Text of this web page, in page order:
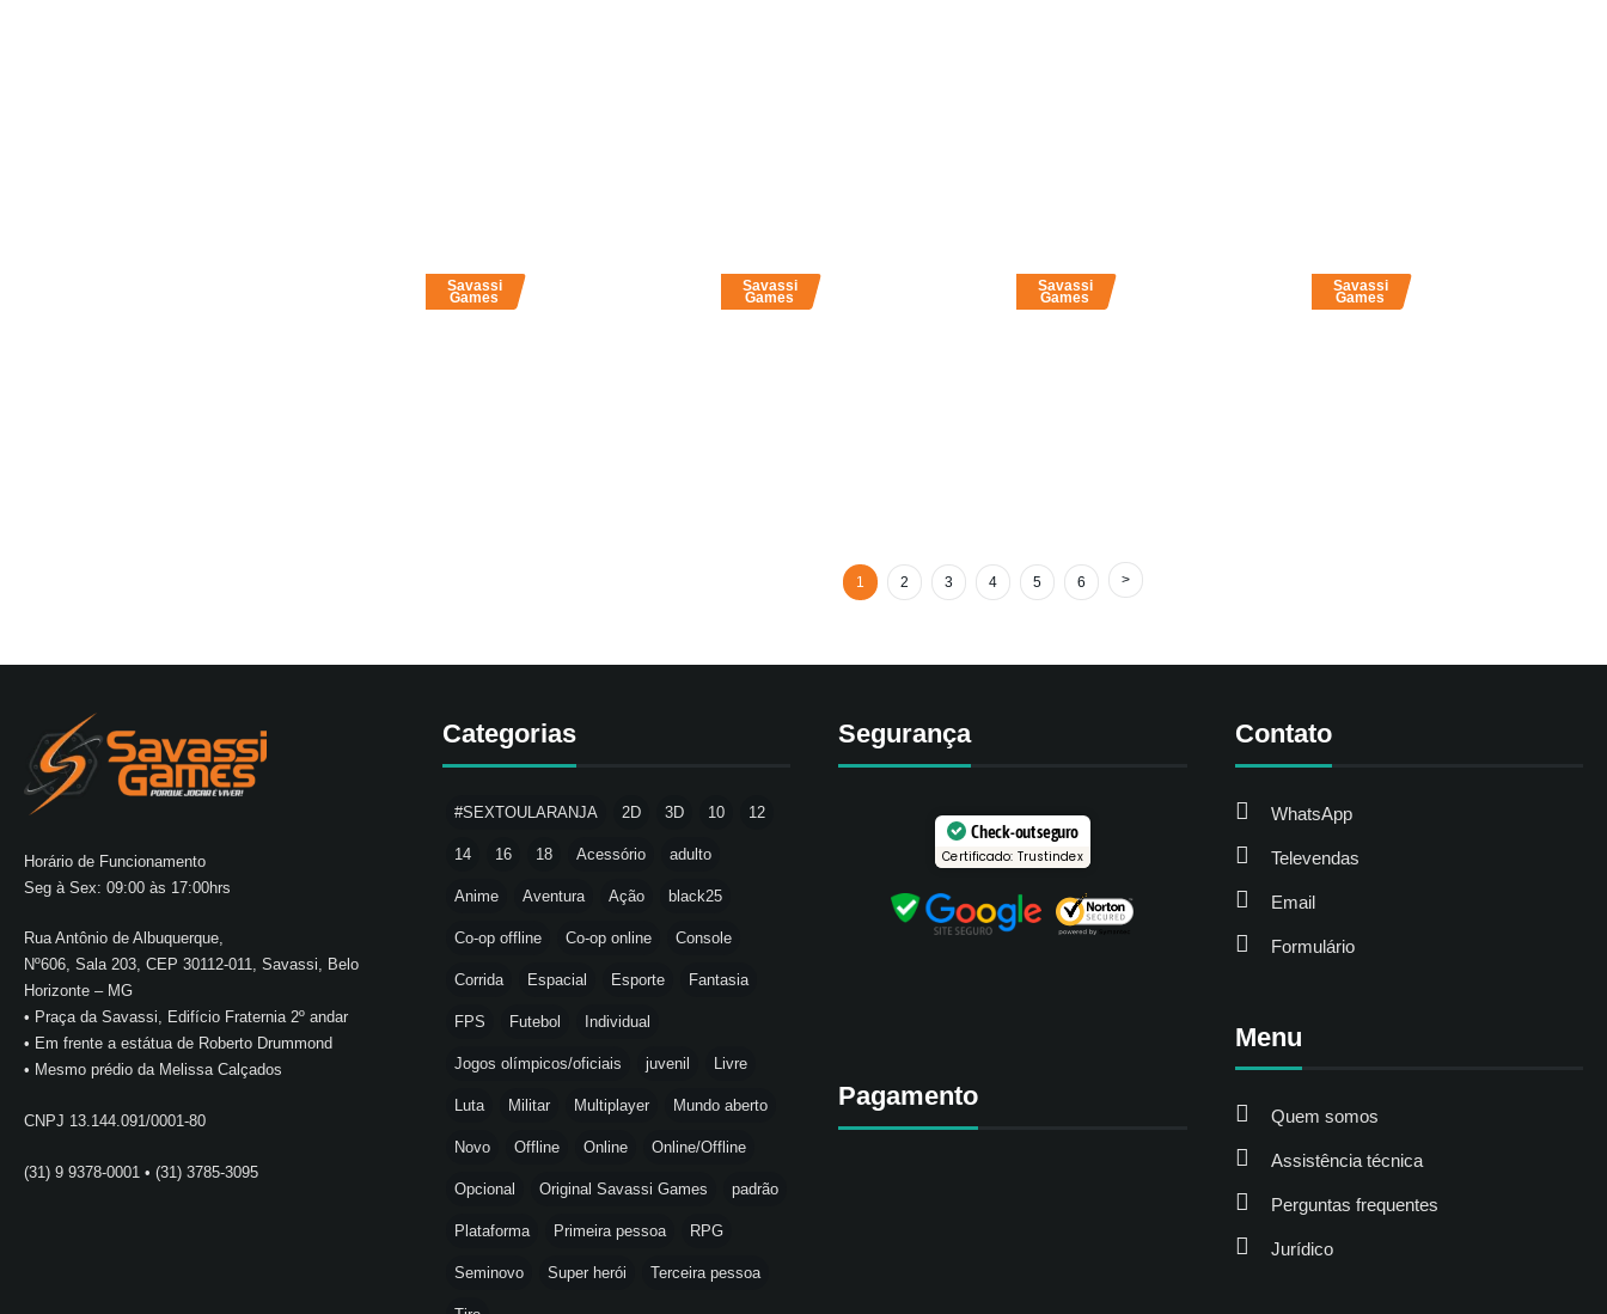
Savassi
Games
Savassi
Games
Savassi
Games
Savassi
Games
1 2 3 4 5 6
Horário de Funcionamento
Seg à Sex: 09:00 às 17:00hrs
Rua Antônio de Albuquerque,
Nº606, Sala 203, CEP 30112-011, Savassi, Belo
Horizonte – MG
• Praça da Savassi, Edifício Fraternia 2º andar
• Em frente a estátua de Roberto Drummond
• Mesmo prédio da Melissa Calçados
CNPJ 13.144.091/0001-80
(31) 9 9378-0001 • (31) 3785-3095
Categorias
#SEXTOULARANJA 2D 3D 10 12
14 16 18 Acessório adulto
Anime Aventura Ação black25
Co-op offline Co-op online Console
Corrida Espacial Esporte Fantasia
FPS Futebol Individual
Jogos olímpicos/oficiais juvenil Livre
Luta Militar Multiplayer Mundo aberto
Novo Offline Online Online/Offline
Opcional Original Savassi Games padrão
Plataforma Primeira pessoa RPG
Seminovo Super herói Terceira pessoa
Segurança
Check-out seguro
Certificado: Trustindex
Pagamento
Contato
WhatsApp
Televendas
Email
Formulário
Menu
Quem somos
Assistência técnica
Perguntas frequentes
Jurídico